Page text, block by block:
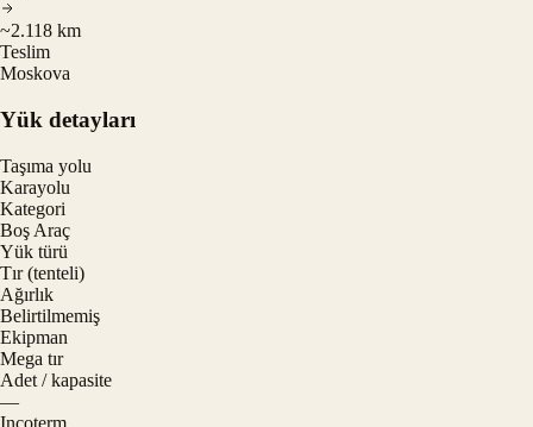
~2.118 km
Teslim
Moskova
Yük detayları
Taşıma yolu
Karayolu
Kategori
Boş Araç
Yük türü
Tır (tenteli)
Ağırlık
Belirtilmemiş
Ekipman
Mega tır
Adet / kapasite
—
Incoterm